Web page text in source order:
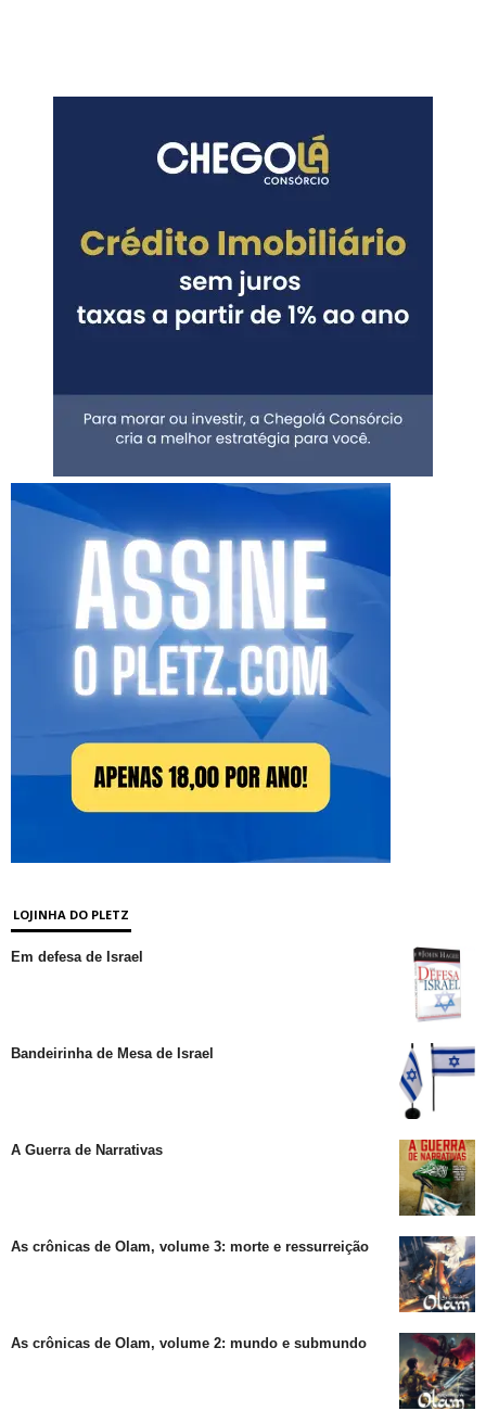
LOJINHA DO PLETZ
Em defesa de Israel
Bandeirinha de Mesa de Israel
A Guerra de Narrativas
As crônicas de Olam, volume 3: morte e ressurreição
As crônicas de Olam, volume 2: mundo e submundo